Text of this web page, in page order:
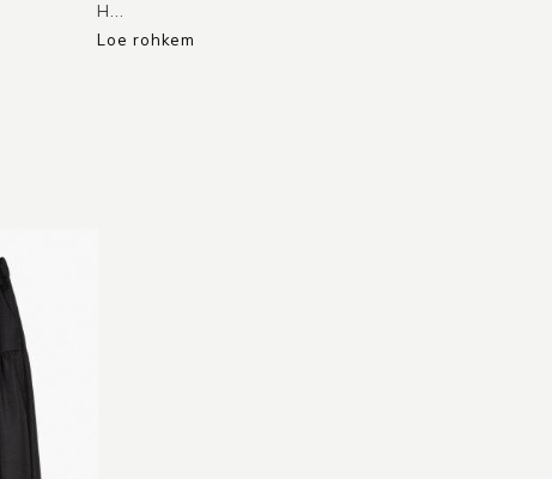
H...
Loe rohkem